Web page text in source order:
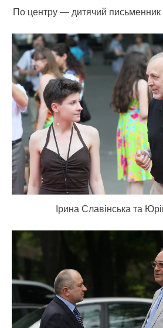
По центру — дитячий
Ірина Славінська та